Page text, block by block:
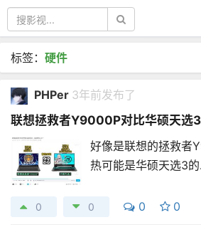
标签： 硬件
PHPer 3年前发布了
联想拯救者Y9000P对比华硕天选3
好像是联想的拯救者
热可能是华硕天选3的
0 0 0 0